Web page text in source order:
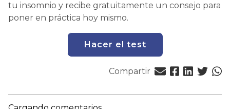
tu insomnio y recibe gratuitamente un consejo para
poner en práctica hoy mismo.
Hacer el test
Compartir